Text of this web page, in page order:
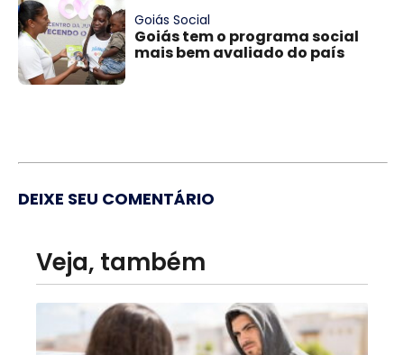
Goiás Social
Goiás tem o programa social
mais bem avaliado do país
DEIXE SEU COMENTÁRIO
Veja, também